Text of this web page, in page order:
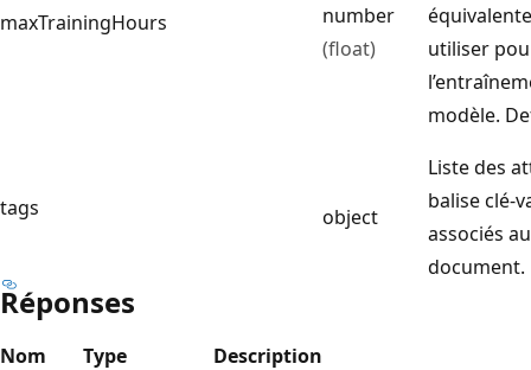
maxTrainingHours
number
(float)
utiliser
modèle.
tags object
Liste des
balise clé-
associés
document.
Réponses
Nom Type Description